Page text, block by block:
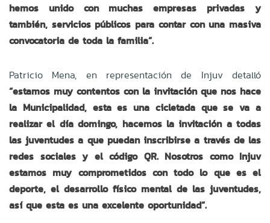
hemos unido con muchas empresas privadas y
también, servicios públicos para contar con una masiva
convocatoria de toda la familia”.
Patricio Mena, en representación de Injuv detalló
“estamos muy contentos con la invitación que nos hace
la Municipalidad, esta es una cicletada que se va a
realizar el día domingo, hacemos la invitación a todas
las juventudes a que puedan inscribirse a través de las
redes sociales y el código QR. Nosotros como Injuv
estamos muy comprometidos con todo lo que es el
deporte, el desarrollo físico mental de las juventudes,
así que esta es una excelente oportunidad”.